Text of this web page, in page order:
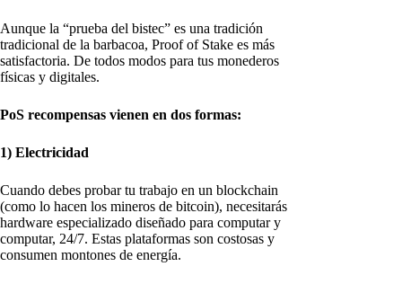
Aunque la “prueba del bistec” es una tradición
tradicional de la barbacoa, Proof of Stake es más
satisfactoria. De todos modos para tus monederos
físicas y digitales.
PoS recompensas vienen en dos formas:
1) Electricidad
Cuando debes probar tu trabajo en un blockchain
(como lo hacen los mineros de bitcoin), necesitarás
hardware especializado diseñado para computar y
computar, 24/7. Estas plataformas son costosas y
consumen montones de energía.